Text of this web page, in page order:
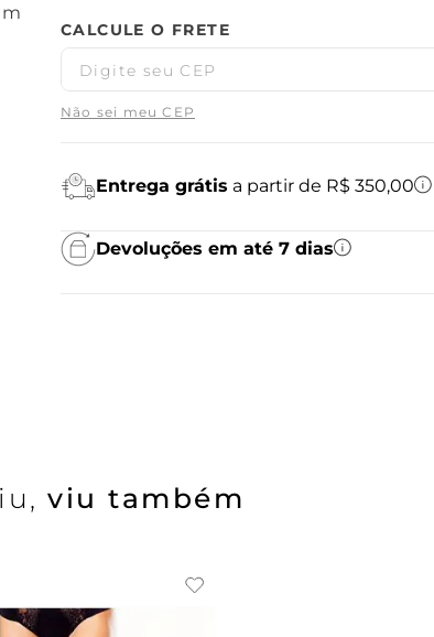
Não sei meu CEP
Entrega grátis a partir de R$ 350,00
Devoluções em até 7 dias
viu também